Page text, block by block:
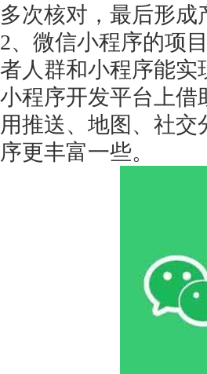
多次核对，最后形
2、微信小程序的项
者人群和小程序能实
小程序开发平台上借
用推送、地图、社
序更丰富一些。